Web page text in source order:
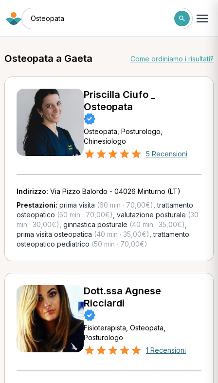
Osteopata
Osteopata a Gaeta Come ordiniamo i risultati?
Priscilla Ciufo _
Osteopata
Osteopata, Posturologo,
Chinesiologo
5 Recensioni
Indirizzo: Via Pizzo Balordo - 04026 Minturno (LT)
Prestazioni: prima visita (60 min · 70,00€) ,trattamento
osteopatico (50 min · 70,00€) valutazione posturale (30
min · 30,00€) ginnastica posturale (40 min · 35,00€)
prima visita osteopatica (40 min · 35,00€) ,trattamento
osteopatico pediatrico (50 min · 70,00€)
Dott.ssa Agnese
Ricciardi
Fisioterapista, Osteopata,
Posturologo
1 Recensioni